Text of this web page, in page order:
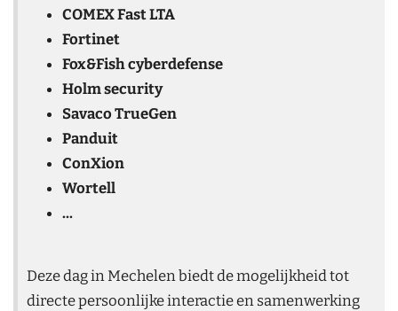
COMEX Fast LTA
Fortinet
Fox&Fish cyberdefense
Holm security
Savaco TrueGen
Panduit
ConXion
Wortell
...
Deze dag in Mechelen biedt de mogelijkheid tot
directe persoonlijke interactie en samenwerking